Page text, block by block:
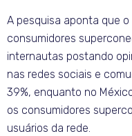
A pesquisa aponta que
consumidores
internautas postando
nas redes sociais e
39%, enquanto no
os consumidores
usuários da rede.